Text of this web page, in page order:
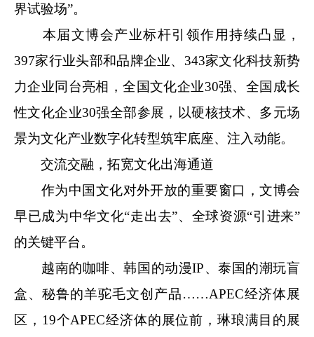
界试验场”。
本届文博会产业标杆引领作用持续凸显，
397家行业头部和品牌企业、343家文化科技新势
力企业同台亮相，全国文化企业30强、全国成长
性文化企业30强全部参展，以硬核技术、多元场
景为文化产业数字化转型筑牢底座、注入动能。
交流交融，拓宽文化出海通道
作为中国文化对外开放的重要窗口，文博会
早已成为中华文化“走出去”、全球资源“引进来”
的关键平台。
越南的咖啡、韩国的动漫IP、泰国的潮玩盲
盒、秘鲁的羊驼毛文创产品……APEC经济体展
区，19个APEC经济体的展位前，琳琅满目的展